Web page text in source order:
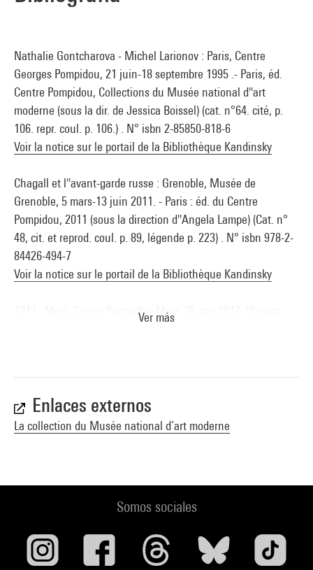
Nathalie Gontcharova - Michel Larionov : Paris, Centre
Georges Pompidou, 21 juin-18 septembre 1995 .- Paris, éd.
Centre Pompidou, Collections du Musée national d''art
moderne (sous la dir. de Jessica Boissel) (cat. n°64. cité, p.
106. repr. coul. p. 106.) . N° isbn 2-85850-818-6
Voir la notice sur le portail de la Bibliothèque Kandinsky
Chagall et l''avant-garde russe : Grenoble, Musée de
Grenoble, 5 mars-13 juin 2011. - Paris : éd. du Centre
Pompidou, 2011 (sous la direction d''Angela Lampe) (Cat. n°
48, cit. et reprod. coul. p. 89, légende p. 223) . N° isbn 978-2-
84426-494-7
Voir la notice sur le portail de la Bibliothèque Kandinsky
1917 : Metz, Centre Pompidou-Metz, 26 mai 2012-18 mars
Ver más
Enlaces externos
La collection du Musée national d’art moderne
Somos sociales